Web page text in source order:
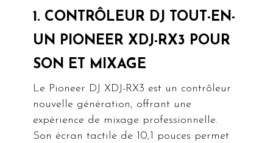
1. CONTRÔLEUR DJ TOUT-EN-
UN PIONEER XDJ-RX3 POUR
SON ET MIXAGE
Le Pioneer DJ XDJ-RX3 est un contrôleur
nouvelle génération, offrant une
expérience de mixage professionnelle.
Son écran tactile de 10,1 pouces permet